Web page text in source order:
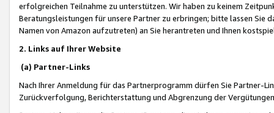
erfolgreichen Teilnahme zu unterstützen. Wir haben zu keinem
Beratungsleistungen für unsere Partner zu erbringen; bitte lassen Sie
Namen von Amazon aufzutreten) an Sie herantreten und Ihnen
2. Links auf Ihrer Website
(a) Partner-Links
Nach Ihrer Anmeldung für das Partnerprogramm dürfen Sie Partner-
Zurückverfolgung, Berichterstattung und Abgrenzung der